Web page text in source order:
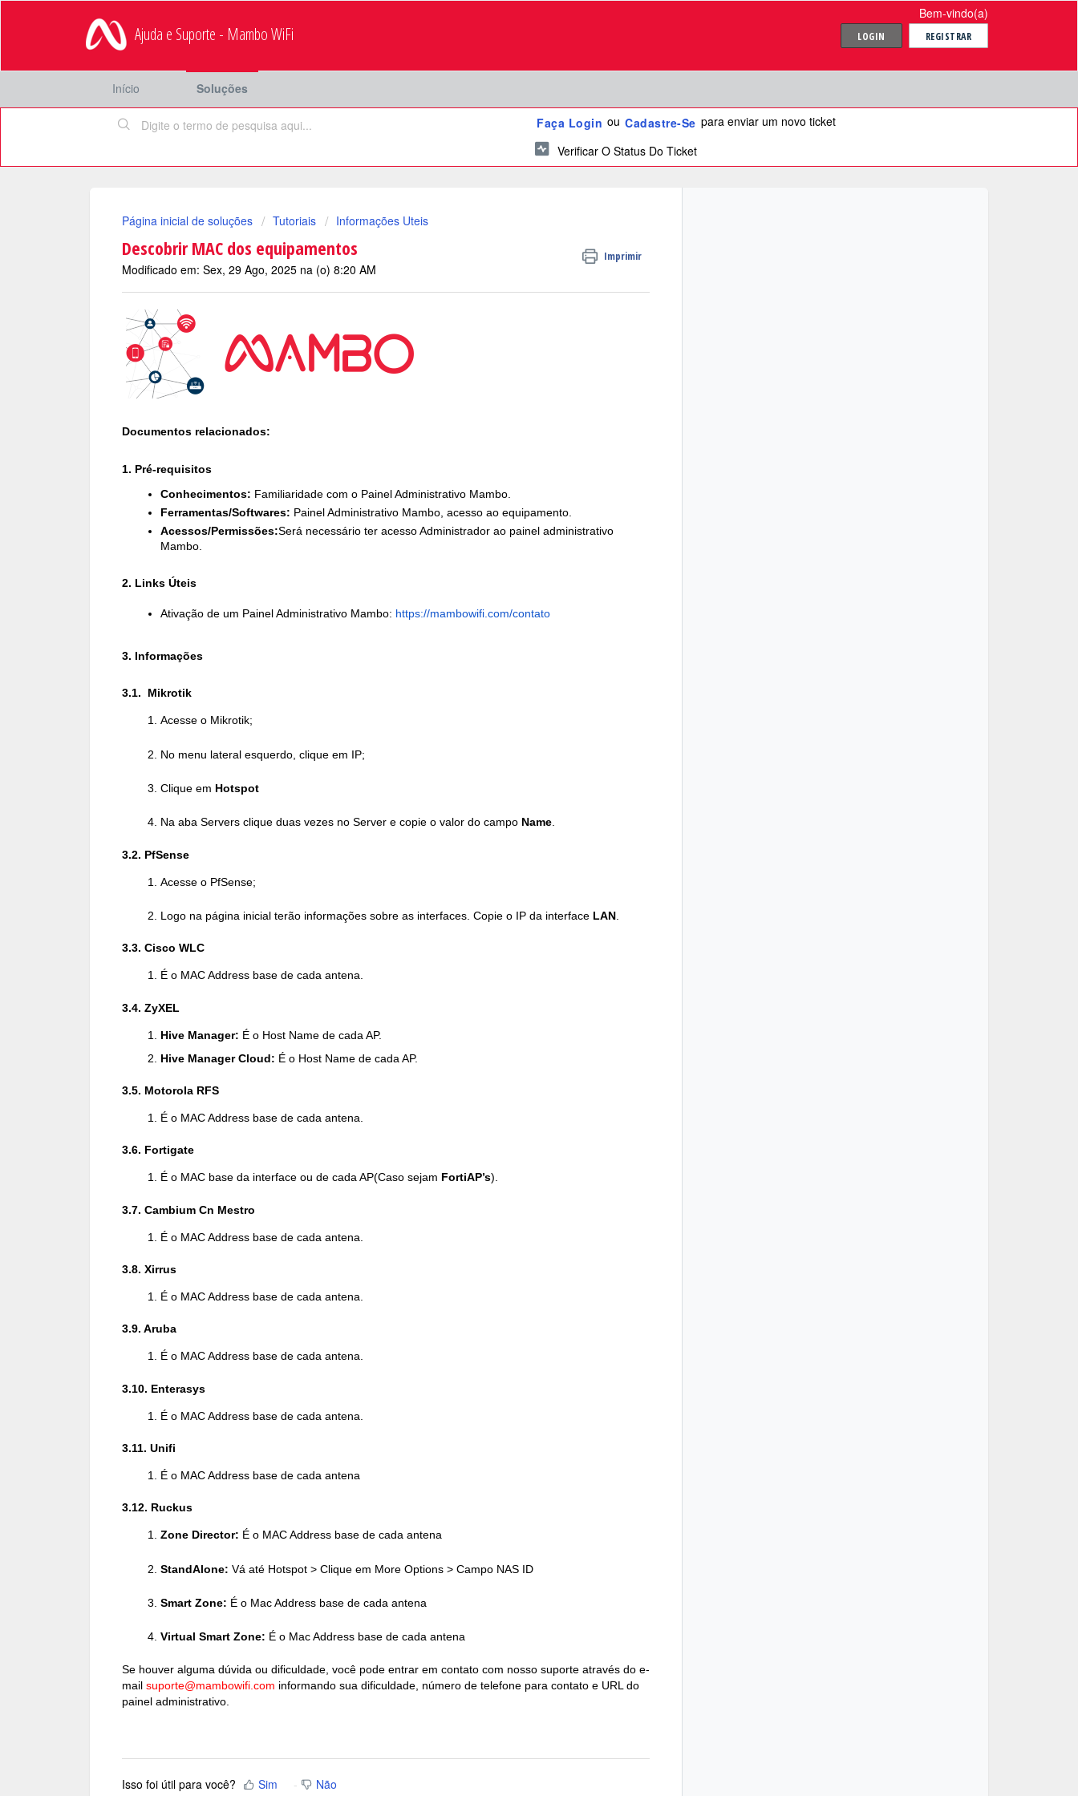
Ajuda e Suporte - Mambo WiFi
Bem-vindo(a)
LOGIN REGISTRAR
Início Soluções
Faça Login ou Cadastre-Se para enviar um novo ticket
Verificar O Status Do Ticket
Página inicial de soluções Tutoriais Informações Uteis
Descobrir MAC dos equipamentos Imprimir
Modificado em: Sex, 29 Ago, 2025 na (o) 8:20 AM
Documentos relacionados:
1. Pré-requisitos
Conhecimentos: Familiaridade com o Painel Administrativo Mambo.
Ferramentas/Softwares: Painel Administrativo Mambo, acesso ao equipamento.
Acessos/Permissões:Será necessário ter acesso Administrador ao painel administrativo
Mambo.
2. Links Úteis
Ativação de um Painel Administrativo Mambo: https://mambowifi.com/contato
3. Informações
3.1. Mikrotik
Acesse o Mikrotik;
No menu lateral esquerdo, clique em IP;
Clique em Hotspot
Na aba Servers clique duas vezes no Server e copie o valor do campo Name.
3.2. PfSense
Acesse o PfSense;
Logo na página inicial terão informações sobre as interfaces. Copie o IP da interface LAN
3.3. Cisco WLC
É o MAC Address base de cada antena.
3.4. ZyXEL
Hive Manager: É o Host Name de cada AP.
Hive Manager Cloud: É o Host Name de cada AP.
3.5. Motorola RFS
É o MAC Address base de cada antena.
3.6. Fortigate
É o MAC base da interface ou de cada AP(Caso sejam FortiAP’s).
3.7. Cambium Cn Mestro
É o MAC Address base de cada antena.
3.8. Xirrus
É o MAC Address base de cada antena.
3.9. Aruba
É o MAC Address base de cada antena.
3.10. Enterasys
É o MAC Address base de cada antena.
3.11. Unifi
É o MAC Address base de cada antena
3.12. Ruckus
Zone Director: É o MAC Address base de cada antena
StandAlone: Vá até Hotspot > Clique em More Options > Campo NAS ID
Smart Zone: É o Mac Address base de cada antena
Virtual Smart Zone: É o Mac Address base de cada antena
Se houver alguma dúvida ou dificuldade, você pode entrar em contato com nosso suporte através do e-
mail suporte@mambowifi.com informando sua dificuldade, número de telefone para contato e URL do
painel administrativo.
Isso foi útil para você? Sim Não